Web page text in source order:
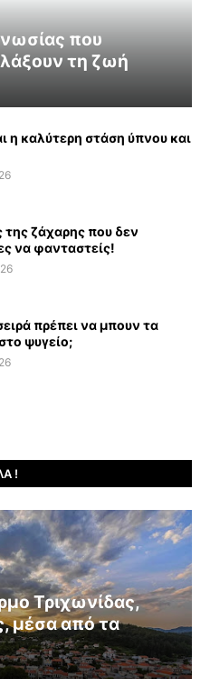
που
τη ζωή
η καλύτερη στάση ύπνου και
της ζάχαρης που δεν
να φανταστείς!
πρέπει να μπουν τα
ψυγείο;
!
Τριχωνίδας,
μέσα από τα